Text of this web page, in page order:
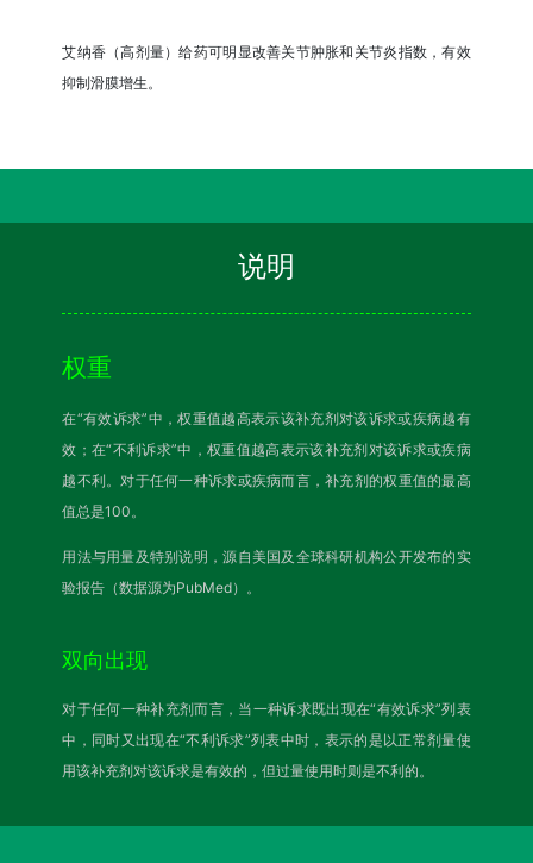
艾纳香（高剂量）给药可明显改善关节肿胀和关节炎指数，有效
抑制滑膜增生。
说明
权重
在“有效诉求”中，权重值越高表示该补充剂对该诉求或疾病越有
效；在“不利诉求”中，权重值越高表示该补充剂对该诉求或疾病
越不利。对于任何一种诉求或疾病而言，补充剂的权重值的最高
值总是100。
用法与用量及特别说明，源自美国及全球科研机构公开发布的实
验报告（数据源为PubMed）。
双向出现
对于任何一种补充剂而言，当一种诉求既出现在“有效诉求”列表
中，同时又出现在“不利诉求”列表中时，表示的是以正常剂量使
用该补充剂对该诉求是有效的，但过量使用时则是不利的。